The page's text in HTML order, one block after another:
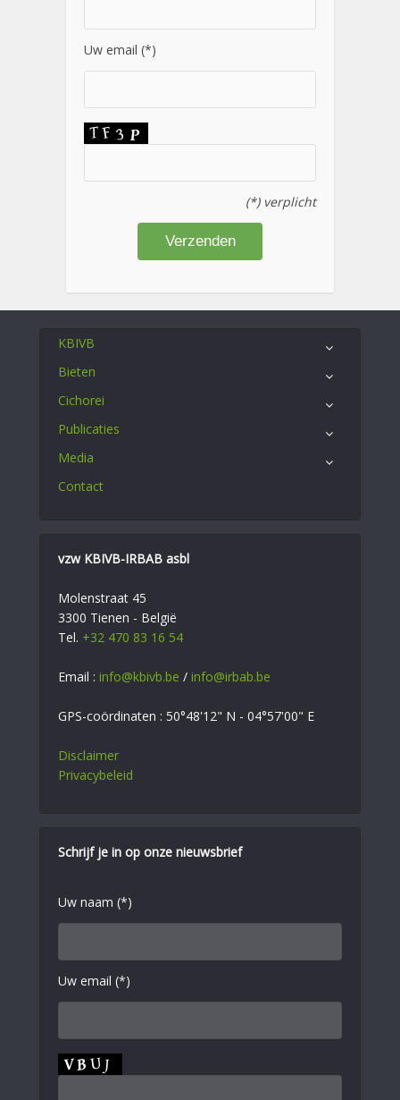
Uw email (*)
(*) verplicht
KBIVB
Bieten
Cichorei
Publicaties
Media
Contact
vzw KBIVB-IRBAB asbl
Molenstraat 45
3300 Tienen - België
Tel. +32 470 83 16 54
Email : info@kbivb.be / info@irbab.be
GPS-coördinaten : 50°48'12" N - 04°57'00" E
Disclaimer
Privacybeleid
Schrijf je in op onze nieuwsbrief
Uw naam (*)
Uw email (*)